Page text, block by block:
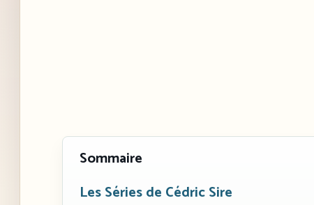
Sommaire
Les Séries de Cédric Sire